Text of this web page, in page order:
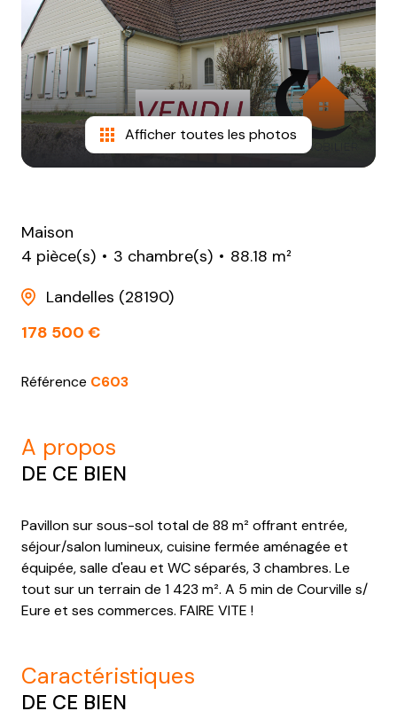
NOTRE
AGENCE
CONTACT
Afficher toutes les photos
Maison
4 pièce(s)
3 chambre(s)
88.18 m²
Landelles (28190)
178 500 €
Référence C603
a propos
DE CE BIEN
Pavillon sur sous-sol total de 88 m² offrant entrée,
séjour/salon lumineux, cuisine fermée aménagée et
équipée, salle d'eau et WC séparés, 3 chambres. Le
tout sur un terrain de 1 423 m². A 5 min de Courville s/
Eure et ses commerces. FAIRE VITE !
caractéristiques
DE CE BIEN